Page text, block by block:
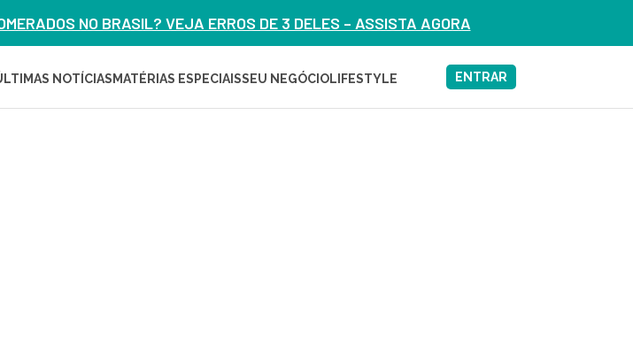
NO BRASIL? VEJA ERROS DE 3 DELES – ASSISTA AGORA
NOTÍCIAS MATÉRIAS ESPECIAISSEU NEGÓCIOLIFESTYLE ENTRAR